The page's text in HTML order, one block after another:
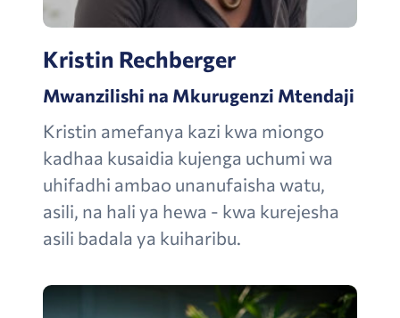
Kristin Rechberger
Mwanzilishi na Mkurugenzi Mtendaji
Kristin amefanya kazi kwa miongo
kadhaa kusaidia kujenga uchumi wa
uhifadhi ambao unanufaisha watu,
asili, na hali ya hewa - kwa kurejesha
asili badala ya kuiharibu.